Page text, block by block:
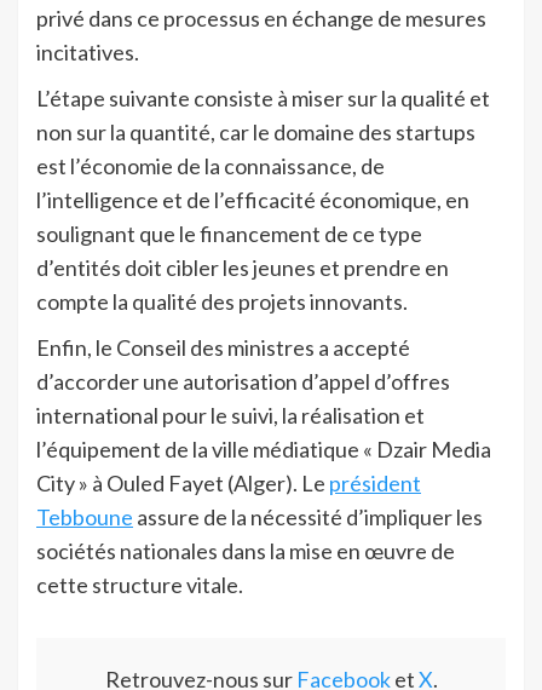
privé dans ce processus en échange de mesures
incitatives.
L’étape suivante consiste à miser sur la qualité et
non sur la quantité, car le domaine des startups
est l’économie de la connaissance, de
l’intelligence et de l’efficacité économique, en
soulignant que le financement de ce type
d’entités doit cibler les jeunes et prendre en
compte la qualité des projets innovants.
Enfin, le Conseil des ministres a accepté
d’accorder une autorisation d’appel d’offres
international pour le suivi, la réalisation et
l’équipement de la ville médiatique « Dzair Media
City » à Ouled Fayet (Alger). Le président
Tebboune assure de la nécessité d’impliquer les
sociétés nationales dans la mise en œuvre de
cette structure vitale.
Retrouvez-nous sur FacebooketX.